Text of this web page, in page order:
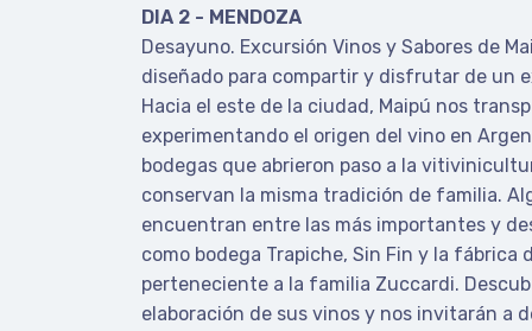
DIA 2 - MENDOZA
Desayuno. Excursión Vinos y Sabores de
diseñado para compartir y disfrutar de un
Hacia el este de la ciudad, Maipú nos
experimentando el origen del vino en
bodegas que abrieron paso a la
conservan la misma tradición de familia.
encuentran entre las más importantes y
como bodega Trapiche, Sin Fin y la fábrica
perteneciente a la familia Zuccardi.
elaboración de sus vinos y nos invitarán a